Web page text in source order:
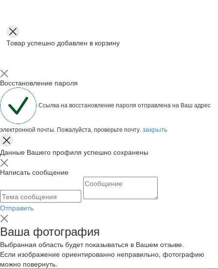
Товар успешно добавлен в корзину
Восстановление пароля
Ссылка на восстановление пароля отправлена на Ваш адрес
электронной почты. Пожалуйста, проверьте почту. закрыть
Данные Вашего профиля успешно сохранены
Написать сообщение
Отправить
Ваша фотография
Выбранная область будет показываться в Вашем отзыве.
Если изображение ориентированно неправильно, фотографию
можно повернуть.